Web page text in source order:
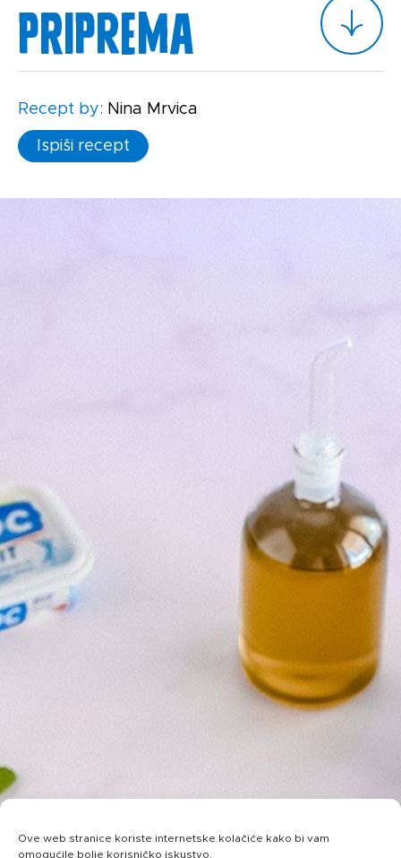
Ove web stranice koriste internetske kolačiće kako bi vam
omogućile bolje korisničko iskustvo.
Priprema
Recept by: Nina Mrvica
Ispiši recept